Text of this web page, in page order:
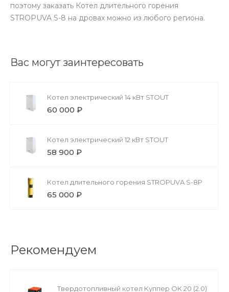
поэтому заказать Котел длительного горения
STROPUVA S-8 на дровах можно из любого региона.
Вас могут заинтересовать
Котел электрический 14 кВт STOUT
60 000 ₽
Котел электрический 12 кВт STOUT
58 900 ₽
Котел длительного горения STROPUVA S-8Р
65 000 ₽
Рекомендуем
Твердотопливный котел Куппер ОК 20 (2.0)